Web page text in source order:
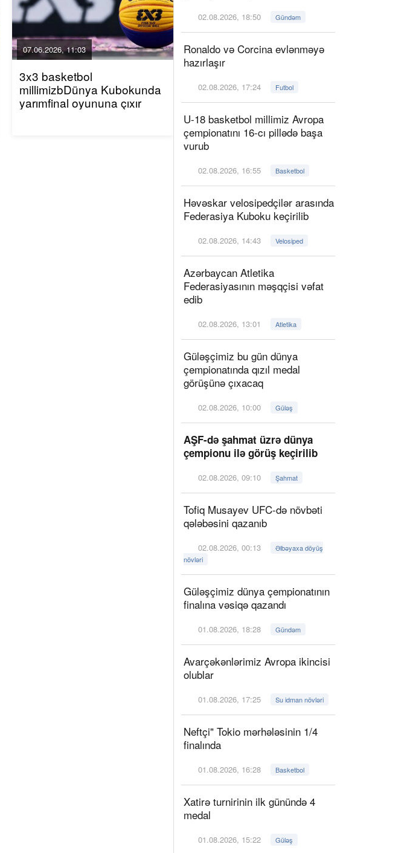
07.06.2026, 11:03
3x3 basketbol
millimizbDünya Kubokunda
yarımfinal oyununa çıxır
02.08.2026, 18:50 Gündəm
Ronaldo və Corcina evlənməyə
hazırlaşır
02.08.2026, 17:24 Futbol
U-18 basketbol millimiz Avropa
çempionatını 16-cı pillədə başa
vurub
02.08.2026, 16:55 Basketbol
Həvəskar velosipedçilər arasında
Federasiya Kuboku keçirilib
02.08.2026, 14:43 Velosiped
Azərbaycan Atletika
Federasiyasının məşqçisi vəfat
edib
02.08.2026, 13:01 Atletika
Güləşçimiz bu gün dünya
çempionatında qızıl medal
görüşünə çıxacaq
02.08.2026, 10:00 Güləş
AŞF-də şahmat üzrə dünya
çempionu ilə görüş keçirilib
02.08.2026, 09:10 Şahmat
Tofiq Musayev UFC-də növbəti
qələbəsini qazanıb
02.08.2026, 00:13
Əlbəyaxa döyüş
növləri
Güləşçimiz dünya çempionatının
finalına vəsiqə qazandı
01.08.2026, 18:28 Gündəm
Avarçəkənlərimiz Avropa ikincisi
olublar
01.08.2026, 17:25 Su idman növləri
Neftçi" Tokio mərhələsinin 1/4
finalında
01.08.2026, 16:28 Basketbol
Xatirə turnirinin ilk günündə 4
medal
01.08.2026, 15:22 Güləş